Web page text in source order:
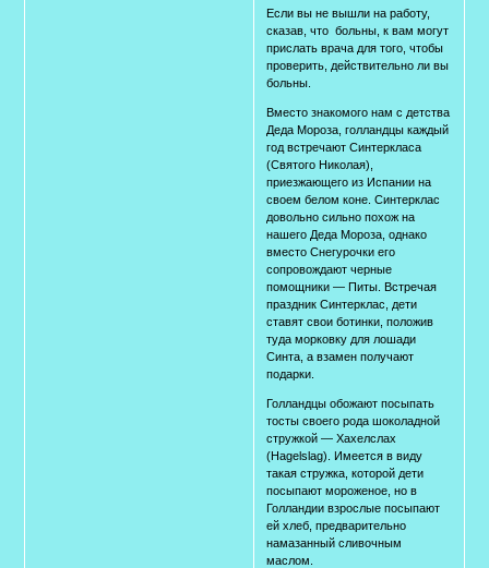
Если вы не вышли на работу,
сказав, что больны, к вам могут
прислать врача для того, чтобы
проверить, действительно ли вы
больны.
Вместо знакомого нам с детства
Деда Мороза, голландцы каждый
год встречают Синтеркласа
(Святого Николая),
приезжающего из Испании на
своем белом коне. Синтерклас
довольно сильно похож на
нашего Деда Мороза, однако
вместо Снегурочки его
сопровождают черные
помощники — Питы. Встречая
праздник Синтерклас, дети
ставят свои ботинки, положив
туда морковку для лошади
Синта, а взамен получают
подарки.
Голландцы обожают посыпать
тосты своего рода шоколадной
стружкой — Хахелслах
(Hagelslag). Имеется в виду
такая стружка, которой дети
посыпают мороженое, но в
Голландии взрослые посыпают
ей хлеб, предварительно
намазанный сливочным
маслом.